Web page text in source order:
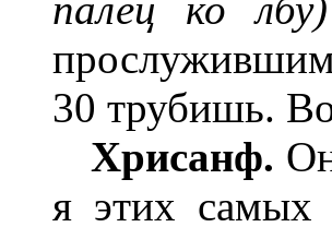
палец ко лбу)
30 трубишь.
Хрисанф.
я этих самых